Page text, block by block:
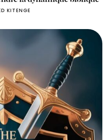
KITENGE